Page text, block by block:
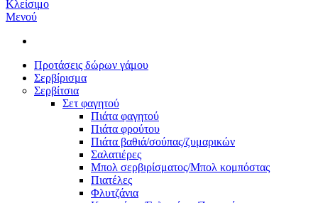
Κλείσιμο
Μενού
Προτάσεις δώρων γάμου
Σερβίρισμα
Σερβίτσια
Σετ φαγητού
Πιάτα φαγητού
Πιάτα φρούτου
Πιάτα βαθιά/σούπας/ζυμαρικών
Σαλατιέρες
Μπολ σερβιρίσματος/Μπολ κομπόστας
Πιατέλες
Φλυτζάνια